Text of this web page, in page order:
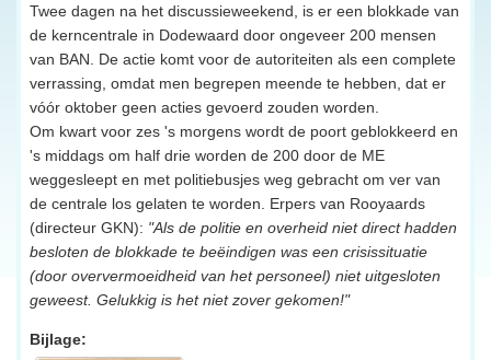
Twee dagen na het discussieweekend, is er een blokkade van
de kerncentrale in Dodewaard door ongeveer 200 mensen
van BAN. De actie komt voor de autoriteiten als een complete
verrassing, omdat men begrepen meende te hebben, dat er
vóór oktober geen acties gevoerd zouden worden.
Om kwart voor zes 's morgens wordt de poort geblokkeerd en
's middags om half drie worden de 200 door de ME
weggesleept en met politiebusjes weg gebracht om ver van
de centrale los gelaten te worden. Erpers van Rooyaards
(directeur GKN): "Als de politie en overheid niet direct hadden
besloten de blokkade te beëindigen was een crisissituatie
(door oververmoeidheid van het personeel) niet uitgesloten
geweest. Gelukkig is het niet zover gekomen!"
Bijlage: